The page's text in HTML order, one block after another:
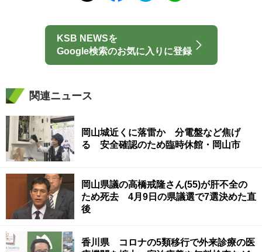
KSB NEWSを
Google検索のお気に入りに登録
関連ニュース
岡山城近くに落雷か 分電盤など焦げ
る 安全確認のため臨時休館・岡山市
岡山県議の高橋戒隆さん(55)が肝不全の
ため死去 4月9日の県議選で7選決めた直
後
香川県 コロナの5類移行で外来診療の医